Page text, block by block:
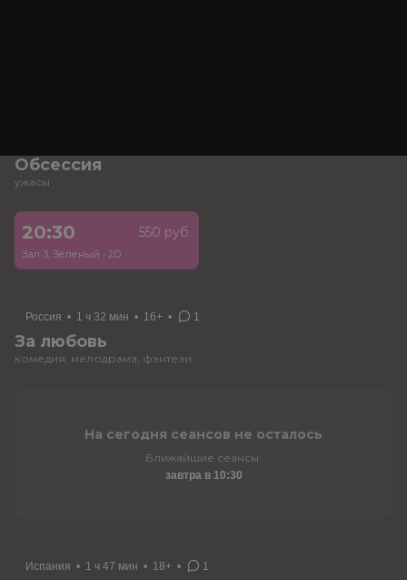
Обсессия
ужасы
20:30 550 руб.
Зал 3, Зеленый • 2D
Россия • 1 ч 32 мин • 16+ • 1
За любовь
комедия, мелодрама, фэнтези
На сегодня сеансов не осталось
Ближайшие сеансы:
завтра в 10:30
Испания • 1 ч 47 мин • 18+ • 1